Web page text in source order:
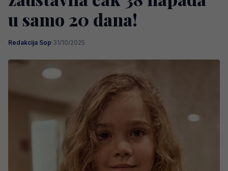
u samo 20 dana!
Redakcija Sop·31/10/2025